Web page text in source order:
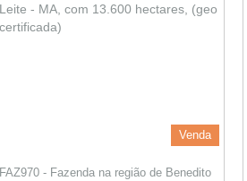
Venda
FAZ970 - Fazenda na região de Benedito